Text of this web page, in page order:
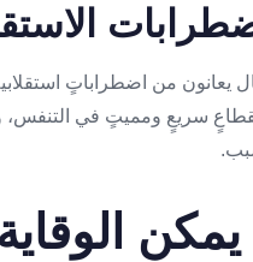
يعانون من اضطراباتٍ
سريعٍ ومميتٍ في التنفس،